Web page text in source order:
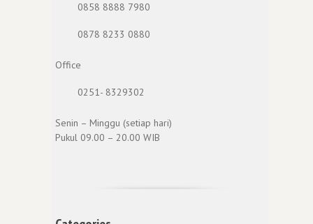
0858 8888 7980
0878 8233 0880
Office
0251- 8329302
Senin – Minggu (setiap hari)
Pukul 09.00 – 20.00 WIB